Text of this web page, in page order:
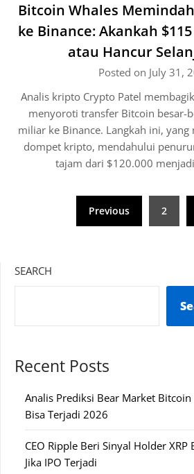
Bitcoin Whales
ke Binance: Akankah
atau Hancur
Posted on July 31,
Analis kripto Crypto Patel
menyoroti transfer Bitcoin besar-
miliar ke Binance. Langkah ini,
dompet kripto, mendahului
tajam dari $120.000
pagination
Previous 2
SEARCH
Recent Posts
Analis Prediksi Bear Market
Bisa Terjadi 2026
CEO Ripple Beri Sinyal Holder
Jika IPO Terjadi